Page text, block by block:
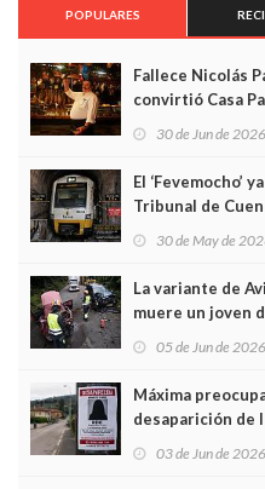
POPULARES
Fallece Nicolás
convirtió Casa
Asturias en
30 de Jun de 2026
El ‘Fevemocho’
Tribunal de
sobrecoste de
30 de May de
La variante de
muere un joven
frontal
05 de Jun de 2026
Máxima
desaparición de
03 de Jun de 2026